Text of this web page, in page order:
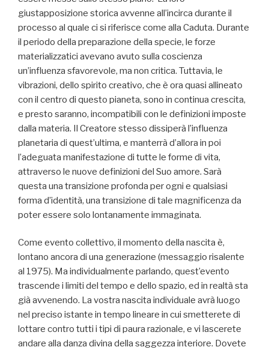
giustapposizione storica avvenne all’incirca durante il
processo al quale ci si riferisce come alla Caduta. Durante
il periodo della preparazione della specie, le forze
materializzatici avevano avuto sulla coscienza
un’influenza sfavorevole, ma non critica. Tuttavia, le
vibrazioni, dello spirito creativo, che è ora quasi allineato
con il centro di questo pianeta, sono in continua crescita,
e presto saranno, incompatibili con le definizioni imposte
dalla materia. Il Creatore stesso dissiperà l’influenza
planetaria di quest’ultima, e manterrà d’allora in poi
l’adeguata manifestazione di tutte le forme di vita,
attraverso le nuove definizioni del Suo amore. Sarà
questa una transizione profonda per ogni e qualsiasi
forma d’identità, una transizione di tale magnificenza da
poter essere solo lontanamente immaginata.
Come evento collettivo, il momento della nascita è,
lontano ancora di una generazione (messaggio risalente
al 1975). Ma individualmente parlando, quest’evento
trascende i limiti del tempo e dello spazio, ed in realtà sta
già avvenendo. La vostra nascita individuale avrà luogo
nel preciso istante in tempo lineare in cui smetterete di
lottare contro tutti i tipi di paura razionale, e vi lascerete
andare alla danza divina della saggezza interiore. Dovete